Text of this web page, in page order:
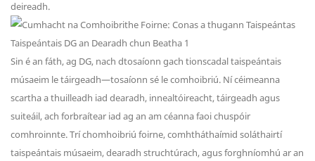
deireadh.
Sin é an fáth, ag DG, nach dtosaíonn gach tionscadal taispeántais
músaeim le táirgeadh—tosaíonn sé le comhoibriú. Ní céimeanna
scartha a thuilleadh iad dearadh, innealtóireacht, táirgeadh agus
suiteáil, ach forbraítear iad ag an am céanna faoi chuspóir
comhroinnte. Trí chomhoibriú foirne, comhtháthaímid soláthairtí
taispeántais músaeim, dearadh struchtúrach, agus forghníomhú ar an